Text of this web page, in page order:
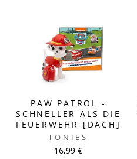
PAW PATROL -
SCHNELLER ALS DIE
FEUERWEHR [DACH]
TONIES
16,99 €